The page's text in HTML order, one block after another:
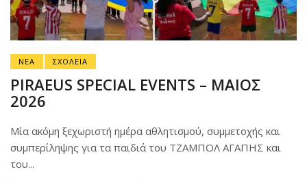
ΝΕΑ ΣΧΟΛΕΙΑ
PIRAEUS SPECIAL EVENTS – ΜΑΙΟΣ
2026
Μία ακόμη ξεχωριστή ημέρα αθλητισμού, συμμετοχής και
συμπερίληψης για τα παιδιά του ΤΖΑΜΠΟΛ ΑΓΑΠΗΣ και
του...